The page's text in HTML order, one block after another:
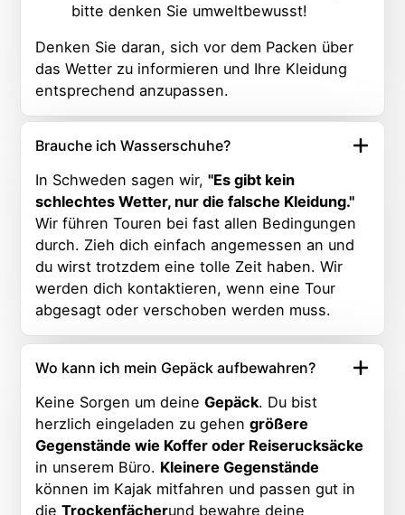
bitte denken Sie umweltbewusst!
Denken Sie daran, sich vor dem Packen über
das Wetter zu informieren und Ihre Kleidung
entsprechend anzupassen.
Brauche ich Wasserschuhe?
In Schweden sagen wir,"Es gibt kein
schlechtes Wetter, nur die falsche Kleidung."
Wir führen Touren bei fast allen Bedingungen
durch. Zieh dich einfach angemessen an und
du wirst trotzdem eine tolle Zeit haben. Wir
werden dich kontaktieren, wenn eine Tour
abgesagt oder verschoben werden muss.
Wo kann ich mein Gepäck aufbewahren?
Keine Sorgen um deineGepäck. Du bist
herzlich eingeladen zu gehengrößere
Gegenstände wie Koffer oder Reiserucksäcke
in unserem Büro. Kleinere Gegenstände
können im Kajak mitfahren und passen gut in
dieTrockenfächerund bewahre deine